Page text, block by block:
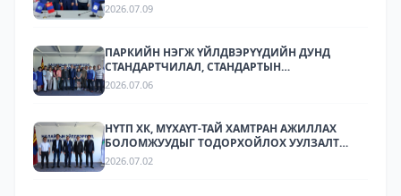
2026.07.09
ПАРКИЙН НЭГЖ ҮЙЛДВЭРҮҮДИЙН ДУНД
СТАНДАРТЧИЛАЛ, СТАНДАРТЫН
ХЭРЭГЖИЛТИЙН ТАЛААР СУРГАЛТ,
2026.07.06
НҮТП ХК, МҮХАҮТ-ТАЙ ХАМТРАН АЖИЛЛАХ
БОЛОМЖУУДЫГ ТОДОРХОЙЛОХ УУЛЗАЛТ
ЗОХИОН БАЙГУУЛАГДЛАА.
2026.07.02